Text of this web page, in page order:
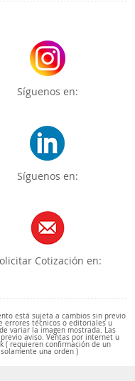
Síguenos en:
Síguenos en:
Cotización en:
está sujeta a cambios sin previo
errores técnicos o editoriales u
variar la imagen mostrada. Las
aviso. Ventas por internet u
( requieren confirmación de un
una orden )